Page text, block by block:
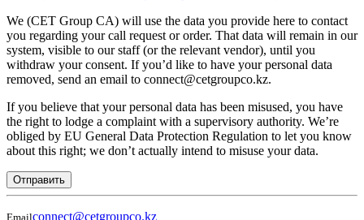
We (CET Group CA) will use the data you provide here to contact
you regarding your call request or order. That data will remain in our
system, visible to our staff (or the relevant vendor), until you
withdraw your consent. If you’d like to have your personal data
removed, send an email to connect@cetgroupco.kz.
If you believe that your personal data has been misused, you have
the right to lodge a complaint with a supervisory authority. We’re
obliged by EU General Data Protection Regulation to let you know
about this right; we don’t actually intend to misuse your data.
Отправить
Emailconnect@cetgroupco.kz